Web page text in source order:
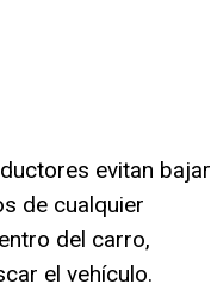
evitan bajar
de cualquier
del carro,
el vehículo.